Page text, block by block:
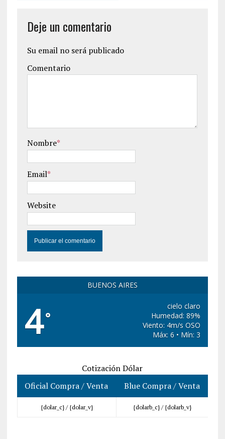
Deje un comentario
Su email no será publicado
Comentario
Nombre*
Email*
Website
BUENOS AIRES
4°
cielo claro
Humedad: 89%
Viento: 4m/s OSO
Máx: 6 • Mín: 3
Cotización Dólar
Oficial Compra / Venta
Blue Compra / Venta
{dolar_c} / {dolar_v} {dolarb_c} / {dolarb_v}